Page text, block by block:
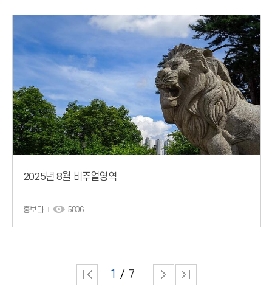
2025년 8월 비주얼영역
홍보과 5806
1 7